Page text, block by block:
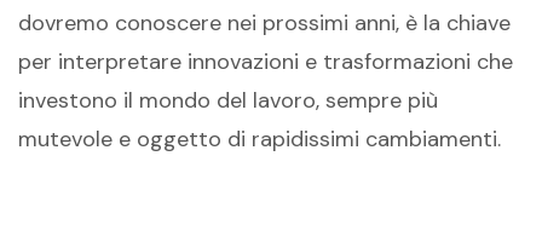
dovremo conoscere nei prossimi anni, è la chiave
per interpretare innovazioni e trasformazioni che
investono il mondo del lavoro, sempre più
mutevole e oggetto di rapidissimi cambiamenti.